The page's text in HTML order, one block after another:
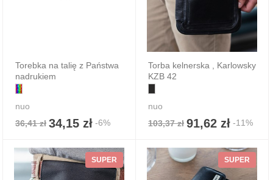
Torebka na talię z Państwa
nadrukiem
nuo
36,41 zł 34,15 zł -6%
Torba kelnerska , Karlowsky
KZB 42
nuo
103,37 zł 91,62 zł -11%
SUPER SUPER